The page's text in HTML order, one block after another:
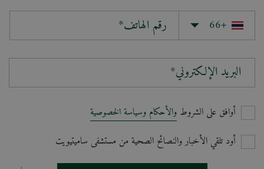
البريد الإلكتروني*
أوافق على الشروط والأحكام وسياسة الخصوصية
أود تلقي الأخبار والنصائح الصحية من مستشفى ساميتيويت